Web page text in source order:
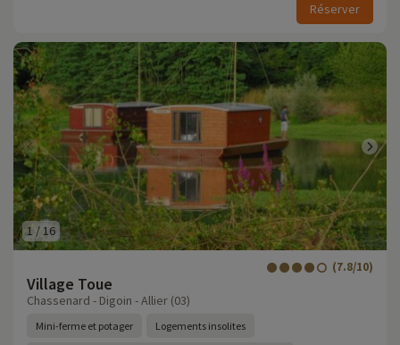
Réserver
1 /16
Village Toue
(7.8/10)
Chassenard - Digoin - Allier (03)
Mini-ferme et potager Logements insolites